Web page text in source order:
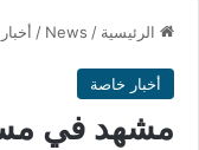
الرئيسية /
News
/
أخبار خاصة
مشهد في